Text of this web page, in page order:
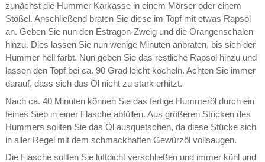
zunächst die Hummer Karkasse in einem Mörser oder einem
Stößel. Anschließend braten Sie diese im Topf mit etwas Rapsöl
an. Geben Sie nun den Estragon-Zweig und die Orangenschalen
hinzu. Dies lassen Sie nun wenige Minuten anbraten, bis sich der
Hummer hell färbt. Nun geben Sie das restliche Rapsöl hinzu und
lassen den Topf bei ca. 90 Grad leicht köcheln. Achten Sie immer
darauf, dass sich das Öl nicht zu stark erhitzt.
Nach ca. 40 Minuten können Sie das fertige Hummeröl durch ein
feines Sieb in einer Flasche abfüllen. Aus größeren Stücken des
Hummers sollten Sie das Öl ausquetschen, da diese Stücke sich
in aller Regel mit dem schmackhaften Gewürzöl vollsaugen.
Die Flasche sollten Sie luftdicht verschließen und immer kühl und